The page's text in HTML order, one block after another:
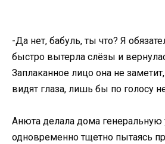
-Да нет, бабуль, ты что? Я
быстро вытерла слёзы и
Заплаканное лицо она не
видят глаза, лишь бы по голосу
Анюта делала дома генеральную
одновременно тщетно пытаясь